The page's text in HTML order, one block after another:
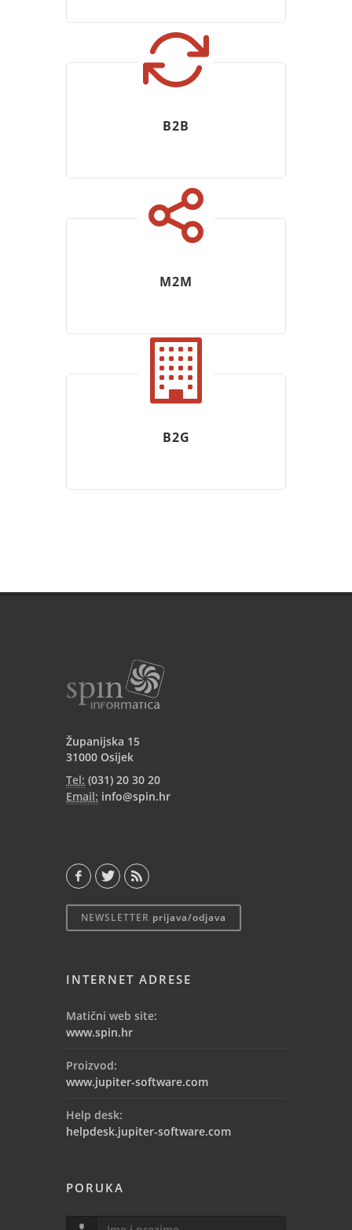
B2B
M2M
B2G
Županijska 15
31000 Osijek
Tel: (031) 20 30 20
Email: info@spin.hr
NEWSLETTER prijava/odjava
INTERNET ADRESE
Matični web site:
www.spin.hr
Proizvod:
www.jupiter-software.com
Help desk:
helpdesk.jupiter-software.com
PORUKA